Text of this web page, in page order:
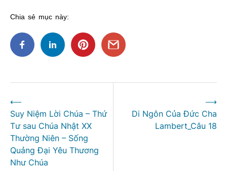
Chia sẻ mục này:
hướng
bài
viết
⟵
Suy Niệm Lời Chúa – Thứ
Tư sau Chúa Nhật XX
Thường Niên – Sống
Quảng Đại Yêu Thương
Như Chúa
Di Ngôn Của Đức Cha
Lambert_Câu 18
⟶